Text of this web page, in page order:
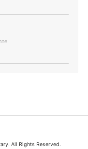
All Rights Reserved.